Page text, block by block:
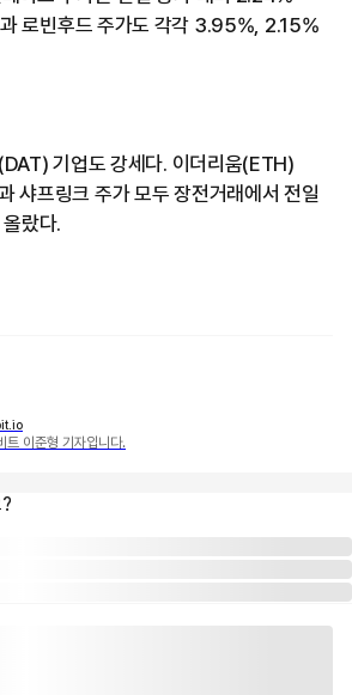
로빈후드 주가도 각각 3.95%, 2.15%
기업도 강세다. 이더리움(ETH)
샤프링크 주가 모두 장전거래에서 전일
랐다.
트 이준형 기자입니다.